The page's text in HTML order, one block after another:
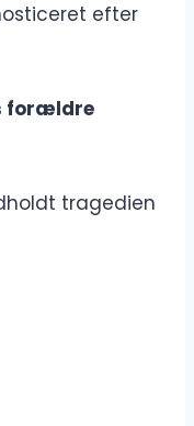
efter
forældre
tragedien